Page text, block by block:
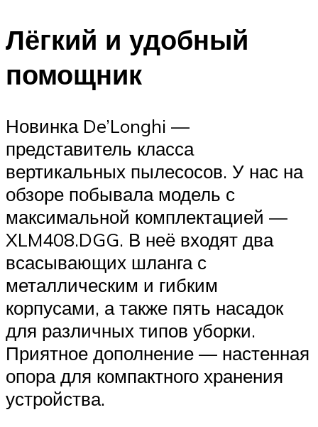
Лёгкий и удобный
помощник
Новинка De’Longhi —
представитель класса
вертикальных пылесосов. У нас на
обзоре побывала модель с
максимальной комплектацией —
XLM408.DGG. В неё входят два
всасывающих шланга с
металлическим и гибким
корпусами, а также пять насадок
для различных типов уборки.
Приятное дополнение — настенная
опора для компактного хранения
устройства.